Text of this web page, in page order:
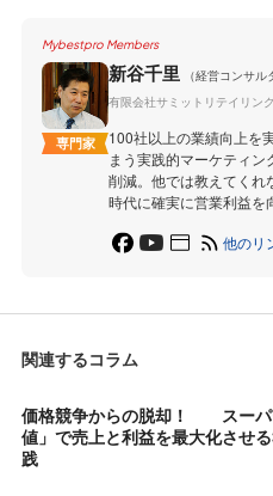
Mybestpro Members
専門家
新谷千里
（経営コンサル
有限会社サミットリテイリン
100社以上の業績向上を
まう実践的マーケティン
削減。他では教えてくれ
時代に確実に営業利益を
他のリ
関連するコラム
価格競争からの脱却！ スーパ
値」で売上と利益を最大化させ
践